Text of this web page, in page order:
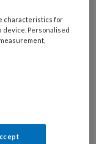
Log dan in
characteristics for
device. Personalised